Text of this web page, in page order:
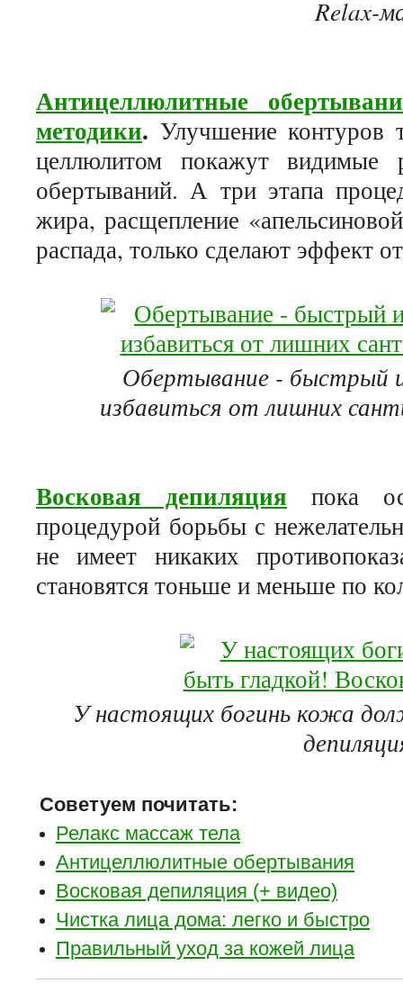
Relax-
Антицеллюлитные
методики. Улучшение
целлюлитом покажут видимые
обертываний. А три этапа
жира, расщепление
распада, только сделают эффект
Обертывание - быстрый и
избавиться от лишних
Восковая депиляция пока
процедурой борьбы с
не имеет никаких
становятся тоньше и меньше по
У настоящих богинь кожа
Советуем почитать:
Релакс массаж тела
Антицеллюлитные обертывания
Восковая депиляция (+ видео)
Чистка лица дома: легко и быстро
Правильный уход за кожей лица